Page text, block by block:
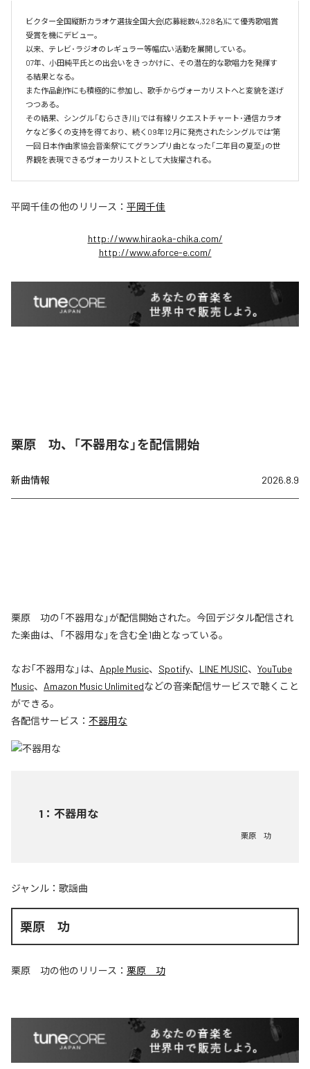
ビクター全国縦断カラオケ選抜全国大会(応募総数4,328名)にて優秀歌唱賞
受賞を機にデビュー。
以来、テレビ･ラジオのレギュラー等幅広い活動を展開している。
07年、小田純平氏との出会いをきっかけに、その潜在的な歌唱力を発揮す
る結果となる。
また作品創作にも積極的に参加し、歌手からヴォーカリストへと変貌を遂げ
つつある。
その結果、シングル「むらさき川」では有線リクエストチャート･通信カラオ
ケなど多くの支持を得ており、続く09年12月に発売されたシングルでは"第
一回 日本作曲家協会音楽祭"にてグランプリ曲となった「二年目の夏至」の世
界観を表現できるヴォーカリストとして大抜擢される。
平岡千佳の他のリリース： 平岡千佳
http://www.hiraoka-chika.com/
http://www.aforce-e.com/
栗原 功、「不器用な」を配信開始
新曲情報 2026.8.9
栗原 功の「不器用な」が配信開始された。今回デジタル配信され
た楽曲は、「不器用な」を含む全1曲となっている。
なお「不器用な 」は、 Apple Music、 Spotify、 LINE MUSIC、 YouTube
Music、 Amazon Music Unlimitedなどの音楽配信サービスで聴くこと
ができる。
各配信サービス： 不器用な
1 ： 不器用な
栗原 功
ジャンル： 歌謡曲
栗原 功
栗原 功の他のリリース： 栗原 功